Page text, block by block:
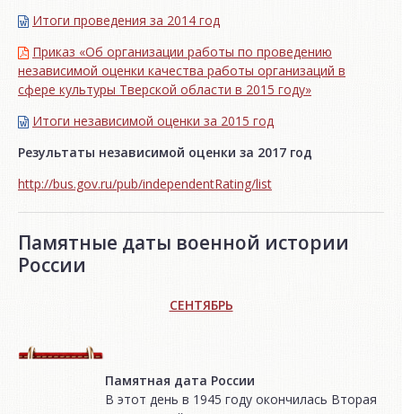
Итоги проведения за 2014 год
Приказ «Об организации работы по проведению
независимой оценки качества работы организаций в
сфере культуры Тверской области в 2015 году»
Итоги независимой oценки за 2015 год
Результаты независимой оценки за 2017 год
http://bus.gov.ru/pub/independentRating/list
Памятные даты военной истории
России
СЕНТЯБРЬ
Памятная дата России
В этот день в 1945 году окончилась Вторая